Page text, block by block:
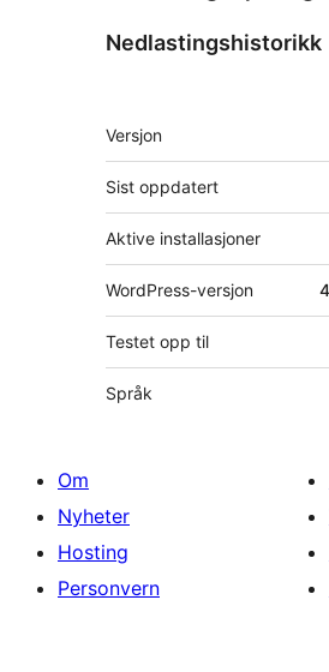
Nedlastingshistorikk
Meta
Versjon
Sist oppdatert
Aktive installasjoner
WordPress-versjon
Testet opp til
Språk
Om
Nyheter
Hosting
Personvern